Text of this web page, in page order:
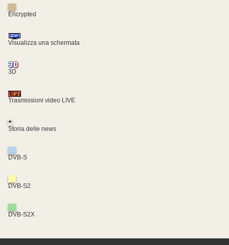
Encrypted
Visualizza una schermata
3D
Trasmissioni video LIVE
+
Storia delle news
DVB-S
DVB-S2
DVB-S2X